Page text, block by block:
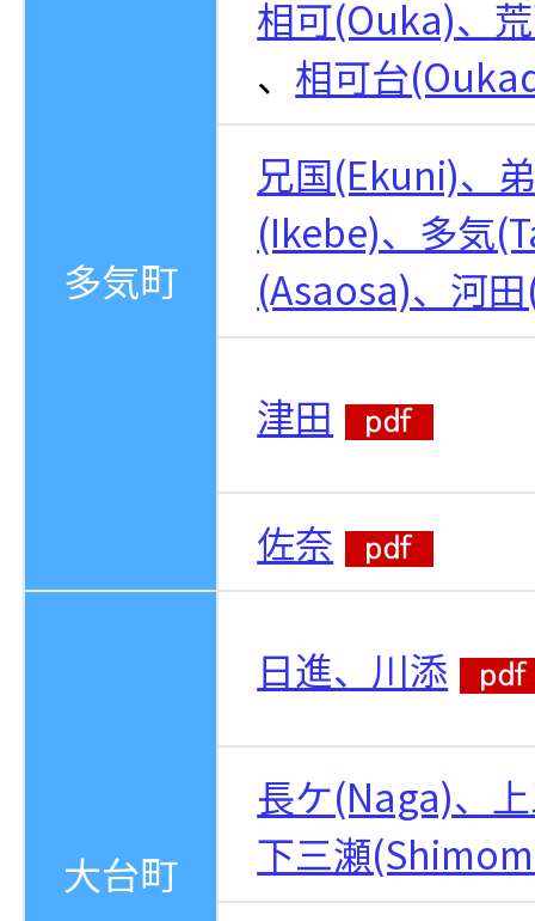
多気町
相可(Ouka)、
、 相可台
兄国(Ekuni)、
(Ikebe)、多気
(Asaosa)、河
津田
佐奈
大台町
日進、川添
長ケ(Naga)、
下三瀬